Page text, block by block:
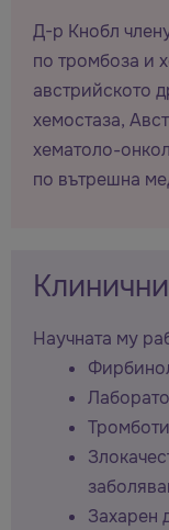
Д-р Кнобл
по тромбоза и
австрийското
хемостаза,
хематоло-
по вътрешна
Научната му
Захарен